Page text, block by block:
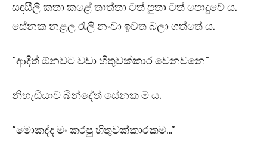
සඳසීලී කතා කළේ තාත්තා ටත් පුතා ටත් පොදුවේ ය.
සේනක නළල රැලි නංවා ඉවත බලා ගත්තේ ය.
“ආදිත් ඕනවට වඩා හිතුවක්කාර වෙනවනෙ”
නිහැඬියාව බින්දේත් සේනක ම ය.
“මොකද්ද මං කරපු හිතුවක්කාරකම…”